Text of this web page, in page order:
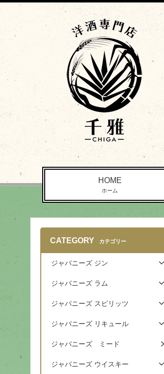
HOME
ホーム
CATEGORY カテゴリー
ジャパニーズ ジン
ジャパニーズ ラム
ジャパニーズ スピリッツ
ジャパニーズ リキュール
ジャパニーズ ミード
ジャパニーズ ウイスキー